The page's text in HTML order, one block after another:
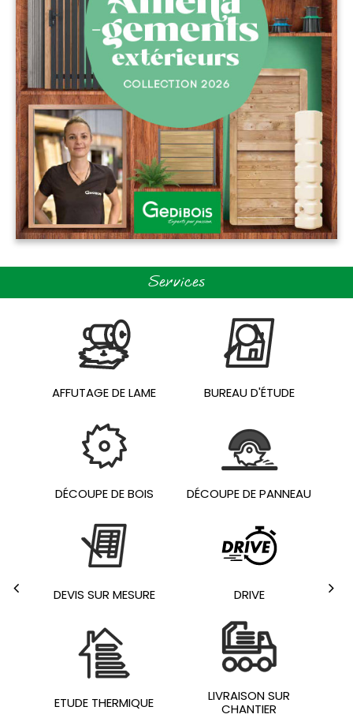
Services
AFFUTAGE DE LAME BUREAU D'ÉTUDE
DÉCOUPE DE BOIS DÉCOUPE DE PANNEAU
DEVIS SUR MESURE DRIVE
ETUDE THERMIQUE
LIVRAISON SUR
CHANTIER